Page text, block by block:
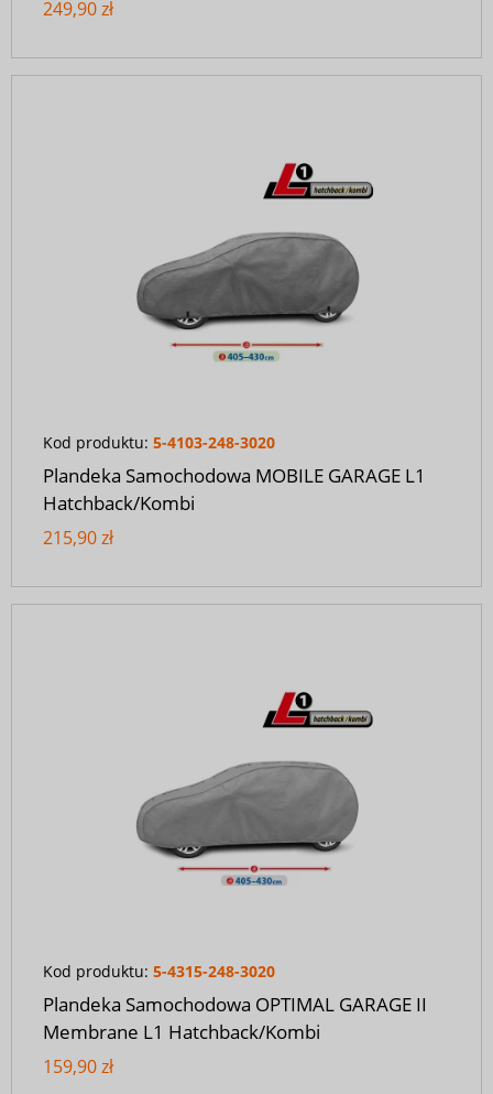
249,90 zł
Kod produktu: 5-4103-248-3020
Plandeka Samochodowa MOBILE GARAGE L1
Hatchback/Kombi
215,90 zł
Kod produktu: 5-4315-248-3020
Plandeka Samochodowa OPTIMAL GARAGE II
Membrane L1 Hatchback/Kombi
159,90 zł